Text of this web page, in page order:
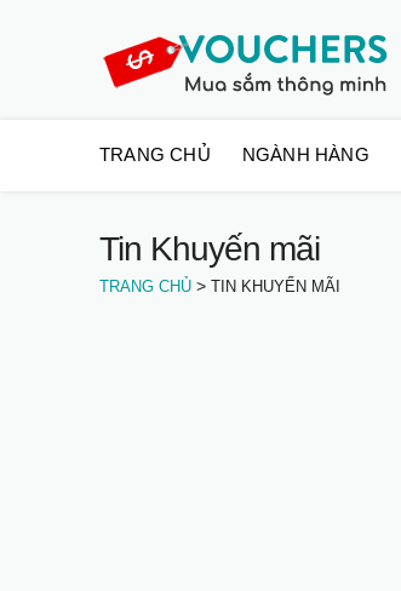
to
TRANG CHỦ NGÀNH HÀNG
Tin Khuyến mãi
TRANG CHỦ > TIN KHUYẾN MÃI